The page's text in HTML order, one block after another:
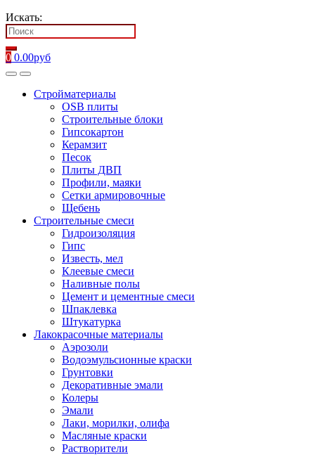
Искать:
0 0.00руб
Стройматериалы
OSB плиты
Строительные блоки
Гипсокартон
Керамзит
Песок
Плиты ДВП
Профили, маяки
Сетки армировочные
Щебень
Строительные смеси
Гидроизоляция
Гипс
Известь, мел
Клеевые смеси
Наливные полы
Цемент и цементные смеси
Шпаклевка
Штукатурка
Лакокрасочные материалы
Аэрозоли
Водоэмульсионные краски
Грунтовки
Декоративные эмали
Колеры
Эмали
Лаки, морилки, олифа
Масляные краски
Растворители